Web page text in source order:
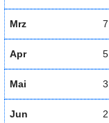
Mrz 7
Apr 5
Mai 3
Jun 2